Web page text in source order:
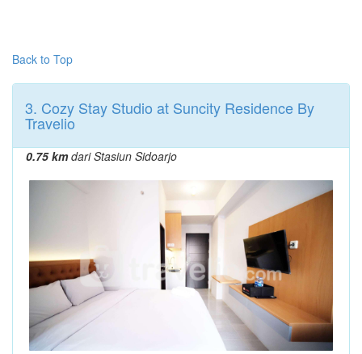
Back to Top
3. Cozy Stay Studio at Suncity Residence By
Travelio
0.75 kmdari Stasiun Sidoarjo